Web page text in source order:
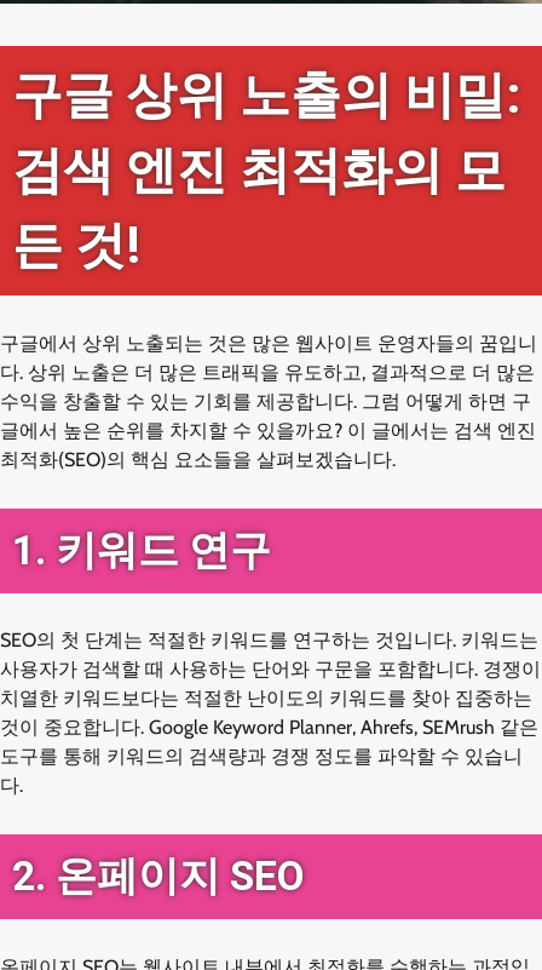
구글 상위 노출의 비밀:
검색 엔진 최적화의 모
든 것!
구글에서 상위 노출되는 것은 많은 웹사이트 운영자들의 꿈입니
다. 상위 노출은 더 많은 트래픽을 유도하고, 결과적으로 더 많은
수익을 창출할 수 있는 기회를 제공합니다. 그럼 어떻게 하면 구
글에서 높은 순위를 차지할 수 있을까요? 이 글에서는 검색 엔진
최적화(SEO)의 핵심 요소들을 살펴보겠습니다.
1. 키워드 연구
SEO의 첫 단계는 적절한 키워드를 연구하는 것입니다. 키워드는
사용자가 검색할 때 사용하는 단어와 구문을 포함합니다. 경쟁이
치열한 키워드보다는 적절한 난이도의 키워드를 찾아 집중하는
것이 중요합니다. Google Keyword Planner, Ahrefs, SEMrush 같은
도구를 통해 키워드의 검색량과 경쟁 정도를 파악할 수 있습니
다.
2. 온페이지 SEO